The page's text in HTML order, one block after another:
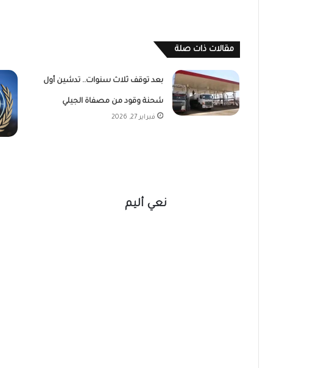
مقالات ذات صلة
بعد توقف ثلاث سنوات.. تدشين أول
شحنة وقود من مصفاة الجيلي
فبراير 27, 2026
نعي أليم